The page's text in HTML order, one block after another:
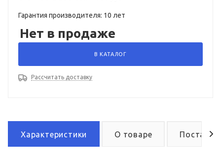
Гарантия производителя: 10 лет
Нет в продаже
В КАТАЛОГ
Рассчитать доставку
Характеристики О товаре Поставка